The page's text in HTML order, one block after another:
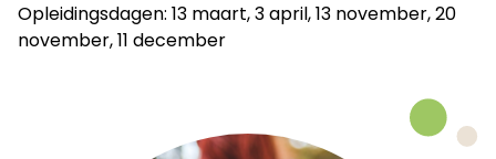
Opleidingsdagen: 13 maart, 3 april, 13 november, 20
november, 11 december